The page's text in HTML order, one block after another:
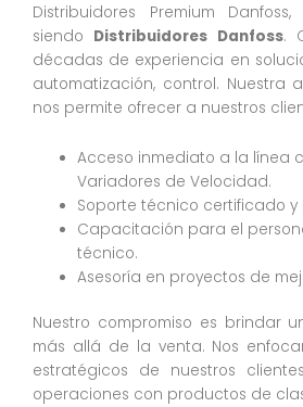
Distribuidores Premium
siendo Distribuidores Danfoss.
décadas de experiencia en
automatización, control. Nuestra
nos permite ofrecer a nuestros
Acceso inmediato a la línea
Variadores de Velocidad.
Soporte técnico certificado y
Capacitación para el
técnico.
Asesoría en proyectos de
Nuestro compromiso es brindar
más allá de la venta. Nos
estratégicos de nuestros
operaciones con productos de